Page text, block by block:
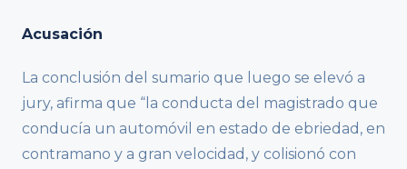
Acusación
La conclusión del sumario que luego se elevó a
jury, afirma que “la conducta del magistrado que
conducía un automóvil en estado de ebriedad, en
contramano y a gran velocidad, y colisionó con